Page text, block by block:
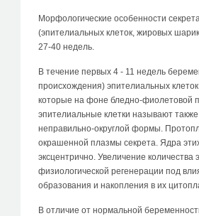
Морфологические особенности
(эпителиальных клеток, жировых
27-40 недель.
В течение первых 4 - 11 недель
происхождения) эпителиальных
которые на фоне бледно-фиолетовой
эпителиальные клетки называют
неправильно-округлой формы.
окрашенной плазмы секрета. Ядра
эксцентрично. Увеличение
физиологической регенерации под
образования и накопления в их
В отличие от нормальной